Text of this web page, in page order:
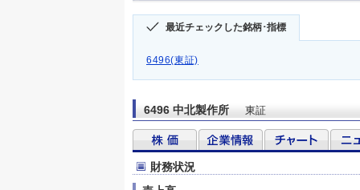
最近チェックした銘柄･指標
6496(東証)
6496 中北製作所 東証